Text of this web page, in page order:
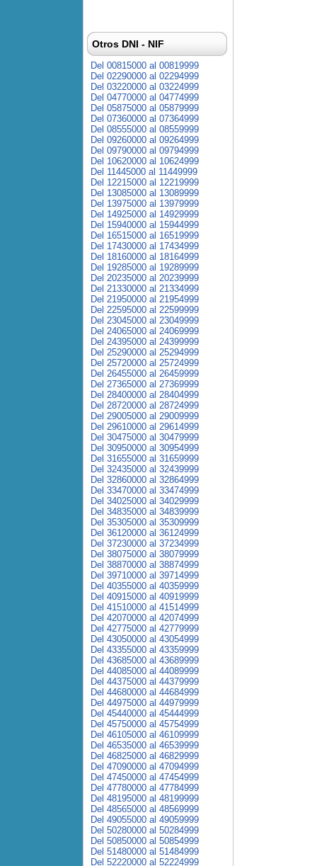
Otros DNI - NIF
Del 00815000 al 00819999
Del 02290000 al 02294999
Del 03220000 al 03224999
Del 04770000 al 04774999
Del 05875000 al 05879999
Del 07360000 al 07364999
Del 08555000 al 08559999
Del 09260000 al 09264999
Del 09790000 al 09794999
Del 10620000 al 10624999
Del 11445000 al 11449999
Del 12215000 al 12219999
Del 13085000 al 13089999
Del 13975000 al 13979999
Del 14925000 al 14929999
Del 15940000 al 15944999
Del 16515000 al 16519999
Del 17430000 al 17434999
Del 18160000 al 18164999
Del 19285000 al 19289999
Del 20235000 al 20239999
Del 21330000 al 21334999
Del 21950000 al 21954999
Del 22595000 al 22599999
Del 23045000 al 23049999
Del 24065000 al 24069999
Del 24395000 al 24399999
Del 25290000 al 25294999
Del 25720000 al 25724999
Del 26455000 al 26459999
Del 27365000 al 27369999
Del 28400000 al 28404999
Del 28720000 al 28724999
Del 29005000 al 29009999
Del 29610000 al 29614999
Del 30475000 al 30479999
Del 30950000 al 30954999
Del 31655000 al 31659999
Del 32435000 al 32439999
Del 32860000 al 32864999
Del 33470000 al 33474999
Del 34025000 al 34029999
Del 34835000 al 34839999
Del 35305000 al 35309999
Del 36120000 al 36124999
Del 37230000 al 37234999
Del 38075000 al 38079999
Del 38870000 al 38874999
Del 39710000 al 39714999
Del 40355000 al 40359999
Del 40915000 al 40919999
Del 41510000 al 41514999
Del 42070000 al 42074999
Del 42775000 al 42779999
Del 43050000 al 43054999
Del 43355000 al 43359999
Del 43685000 al 43689999
Del 44085000 al 44089999
Del 44375000 al 44379999
Del 44680000 al 44684999
Del 44975000 al 44979999
Del 45440000 al 45444999
Del 45750000 al 45754999
Del 46105000 al 46109999
Del 46535000 al 46539999
Del 46825000 al 46829999
Del 47090000 al 47094999
Del 47450000 al 47454999
Del 47780000 al 47784999
Del 48195000 al 48199999
Del 48565000 al 48569999
Del 49055000 al 49059999
Del 50280000 al 50284999
Del 50850000 al 50854999
Del 51480000 al 51484999
Del 52220000 al 52224999